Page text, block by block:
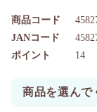
商品コード
ポイント 14
JANコード
商品を選んで